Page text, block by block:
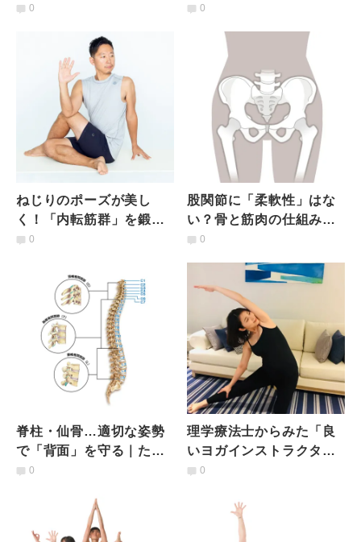
る？姿勢改善にもつなが
0
板が厚くなる・バストア
0
ねじりのポーズが美し
く！「内転筋群」を鍛え
る２つのメソッド
0
股関節に「柔軟性」はな
い？骨と筋肉の仕組みを
理解しよう
0
脊柱・仙骨…適切な姿勢
で「背面」を守る｜ため
になる解剖学的知識
0
理学療法士からみた「良
いヨガインストラクタ
ー」とは？機能解剖学的3
0